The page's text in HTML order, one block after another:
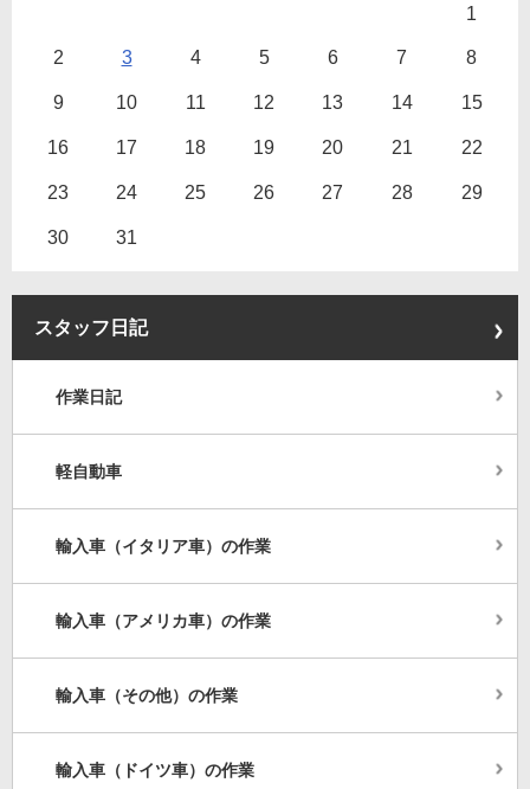
1
2 3 4 5 6 7 8
9 10 11 12 13 14 15
16 17 18 19 20 21 22
23 24 25 26 27 28 29
30 31
スタッフ日記
作業日記
軽自動車
輸入車（イタリア車）の作業
輸入車（アメリカ車）の作業
輸入車（その他）の作業
輸入車（ドイツ車）の作業